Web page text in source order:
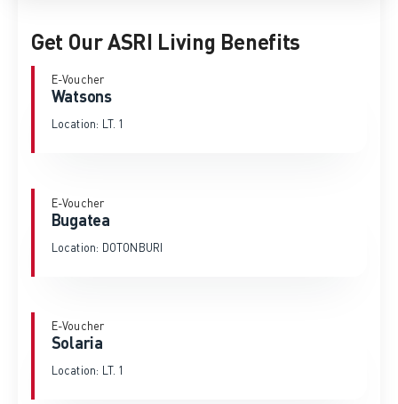
Get Our ASRI Living Benefits
E-Voucher
Watsons
Location: LT. 1
E-Voucher
Bugatea
Location: DOTONBURI
E-Voucher
Solaria
Location: LT. 1